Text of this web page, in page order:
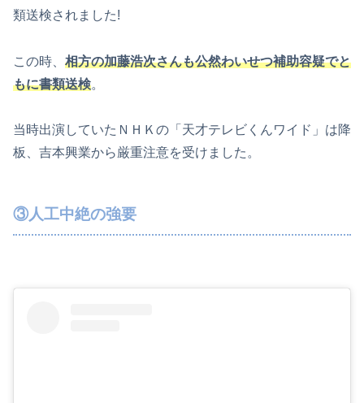
類送検されました!
この時、 相方の加藤浩次さんも公然わいせつ補助容疑でと
もに書類送検。
当時出演していたＮＨＫの「天才テレビくんワイド」は降
板、吉本興業から厳重注意を受けました。
③人工中絶の強要